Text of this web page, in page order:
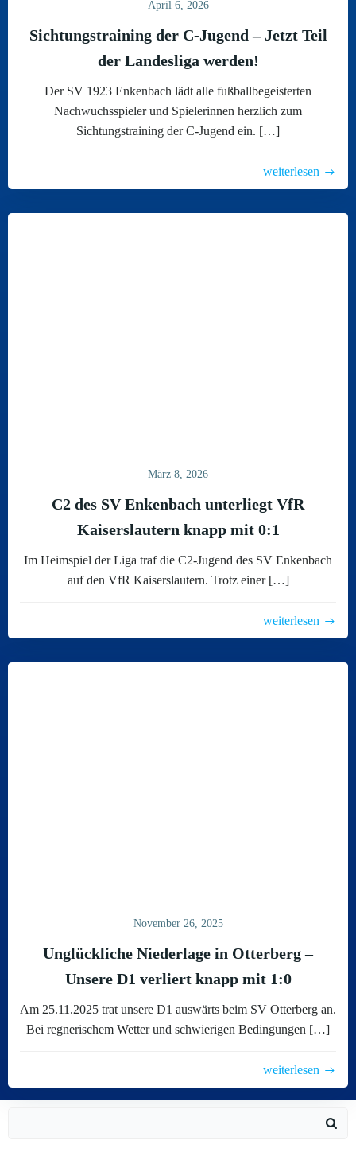
April 6, 2026
Sichtungstraining der C-Jugend – Jetzt Teil
der Landesliga werden!
Der SV 1923 Enkenbach lädt alle fußballbegeisterten
Nachwuchsspieler und Spielerinnen herzlich zum
Sichtungstraining der C-Jugend ein. […]
weiterlesen
März 8, 2026
C2 des SV Enkenbach unterliegt VfR
Kaiserslautern knapp mit 0:1
Im Heimspiel der Liga traf die C2-Jugend des SV Enkenbach
auf den VfR Kaiserslautern. Trotz einer […]
weiterlesen
November 26, 2025
Unglückliche Niederlage in Otterberg –
Unsere D1 verliert knapp mit 1:0
Am 25.11.2025 trat unsere D1 auswärts beim SV Otterberg an.
Bei regnerischem Wetter und schwierigen Bedingungen […]
weiterlesen